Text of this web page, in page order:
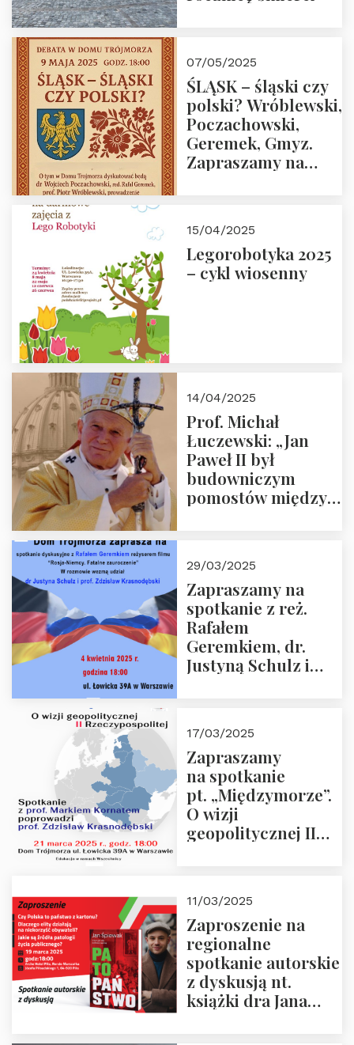
07/05/2025
ŚLĄSK – śląski czy
polski? Wróblewski,
Poczachowski,
Geremek, Gmyz.
Zapraszamy na
Trójmorza.
15/04/2025
Legorobotyka 2025
– cykl wiosenny
14/04/2025
Prof. Michał
Łuczewski: „Jan
Paweł II był
budowniczym
pomostów między
29/03/2025
Zapraszamy na
spotkanie z reż.
Rafałem
Geremkiem, dr.
Justyną Schulz i
“Rosja-Niemcy…”
17/03/2025
Zapraszamy
na spotkanie
pt. „Międzymorze”.
O wizji
geopolitycznej II
i prof.
Krasnodębski
11/03/2025
Zaproszenie na
regionalne
spotkanie autorskie
z dyskusją nt.
książki dra Jana